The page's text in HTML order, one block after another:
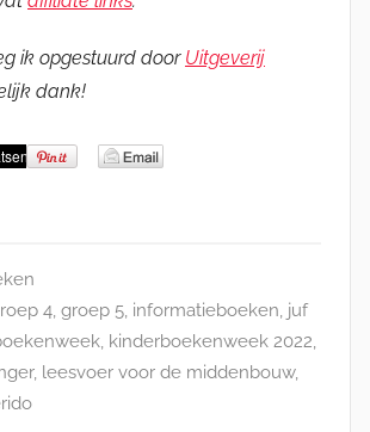
ik opgestuurd door Uitgeverij
dank!
4, groep 5, informatieboeken, juf
, kinderboekenweek 2022,
, leesvoer voor de middenbouw,